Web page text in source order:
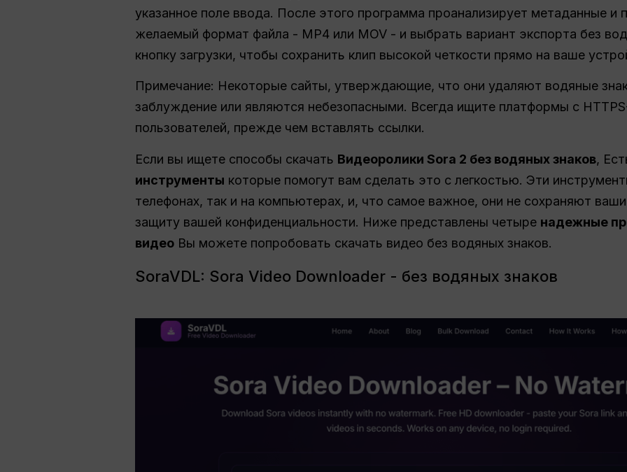
указанное поле ввода. После этого программа проанализирует метаданные и
желаемый формат файла - MP4 или MOV - и выбрать вариант экспорта без
кнопку загрузки, чтобы сохранить клип высокой четкости прямо на ваше
Примечание: Некоторые сайты, утверждающие, что они удаляют водяные
заблуждение или являются небезопасными. Всегда ищите платформы с
пользователей, прежде чем вставлять ссылки.
Если вы ищете способы скачать Видеоролики Sora 2 без водяных знаков,
инструменты которые помогут вам сделать это с легкостью. Эти
телефонах, так и на компьютерах, и, что самое важное, они не сохраняют
защиту вашей конфиденциальности. Ниже представлены четыре надежные
видео Вы можете попробовать скачать видео без водяных знаков.
SoraVDL: Sora Video Downloader - без водяных знаков